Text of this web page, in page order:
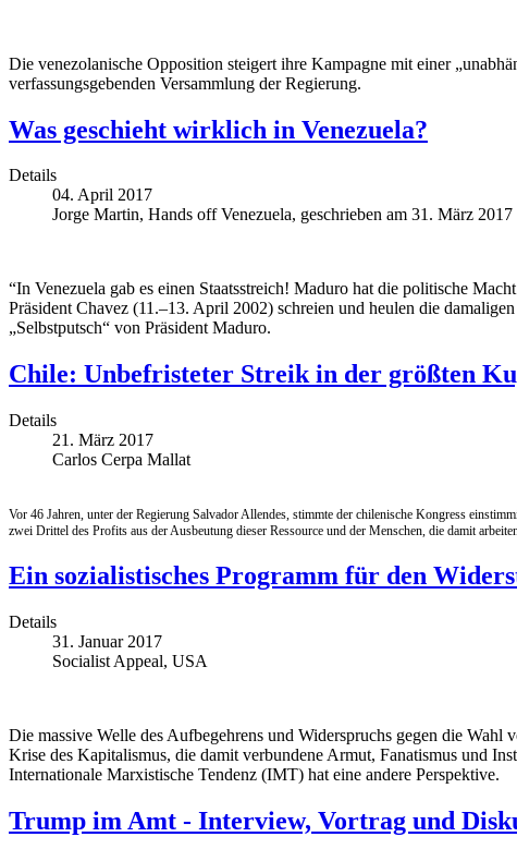
Die venezolanische Opposition steigert ihre Kampagne mit einer
verfassungsgebenden Versammlung der Regierung.
Was geschieht wirklich in Venezuela?
Details
04. April 2017
Jorge Martin, Hands off Venezuela, geschrieben am 31. März 2017
“In Venezuela gab es einen Staatsstreich! Maduro hat die politische
Präsident Chavez (11.–13. April 2002) schreien und heulen die
„Selbstputsch“ von Präsident Maduro.
Chile: Unbefristeter Streik in der größten
Details
21. März 2017
Carlos Cerpa Mallat
Vor 46 Jahren, unter der Regierung Salvador Allendes, stimmte der chilenische Kongress
zwei Drittel des Profits aus der Ausbeutung dieser Ressource und der Menschen, die damit
Ein sozialistisches Programm für den
Details
31. Januar 2017
Socialist Appeal, USA
Die massive Welle des Aufbegehrens und Widerspruchs gegen die
Krise des Kapitalismus, die damit verbundene Armut, Fanatismus und
Internationale Marxistische Tendenz (IMT) hat eine andere Perspektive.
Trump im Amt - Interview, Vortrag und